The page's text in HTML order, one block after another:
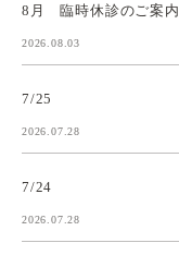
8月 臨時休診のご案内
2026.08.03
7/25
2026.07.28
7/24
2026.07.28